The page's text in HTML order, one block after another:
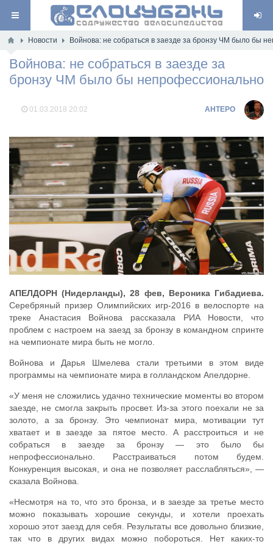
Новости Войнова: не собраться в заезде за бронзу ЧМ было бы
Войнова: не собраться в заезде за
бронзу ЧМ было бы непрофессионально
01.03.2018 20:02 AHTEPO
АПЕЛДОРН (Нидерланды), 28 фев, Вероника Гибадиева.
Серебряный призер Олимпийских игр-2016 в велоспорте на
треке Анастасия Войнова рассказала РИА Новости, что
проблем с настроем на заезд за бронзу в командном спринте
на чемпионате мира быть не могло.
Войнова и Дарья Шмелева стали третьими в этом виде
программы на чемпионате мира в голландском Апелдорне.
«У меня не сложились удачно технические моменты во втором
заезде, не смогла закрыть просвет. Из-за этого поехали не за
золото, а за бронзу. Это чемпионат мира, мотивации тут
хватает и в заезде за пятое место. А расстроиться и не
собраться в заезде за бронзу — это было бы
непрофессионально. Расстраиваться потом будем.
Конкуренция высокая, и она не позволяет расслабляться», —
сказала Войнова.
«Несмотря на то, что это бронза, и в заезде за третье место
можно показывать хорошие секунды, и хотели проехать
хорошо этот заезд для себя. Результаты все довольно близкие,
так что в других видах можно побороться. Нет каких-то